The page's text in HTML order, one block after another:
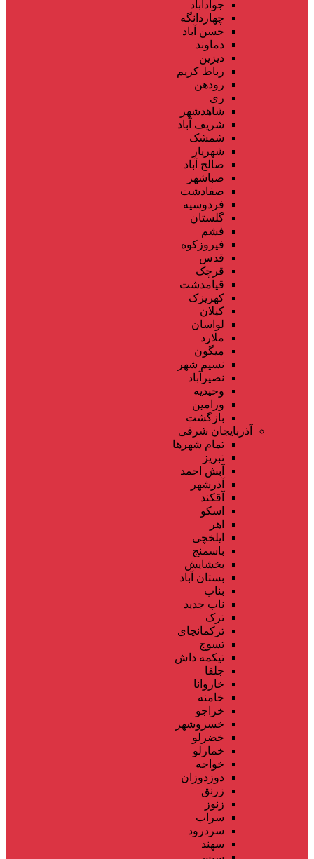
جوادآباد
چهاردانگه
حسن آباد
دماوند
دیزین
رباط کریم
رودهن
ری
شاهدشهر
شریف آباد
شمشک
شهریار
صالح آباد
صباشهر
صفادشت
فردوسیه
گلستان
فشم
فیروزکوه
قدس
قرچک
قیامدشت
کهریزک
کیلان
لواسان
ملارد
میگون
نسیم شهر
نصیرآباد
وحیدیه
ورامین
بازگشت
آذربایجان شرقی
تمام شهر‌ها
تبریز
آبش احمد
آذرشهر
آقکند
اسکو
اهر
ایلخچی
باسمنج
بخشایش
بستان آباد
بناب
ناب جدید
ترک
ترکمانچای
تسوج
تیکمه داش
جلفا
خاروانا
خامنه
خراجو
خسروشهر
خضرلو
خمارلو
خواجه
دوزدوزان
زرنق
زنوز
سراب
سردرود
سهند